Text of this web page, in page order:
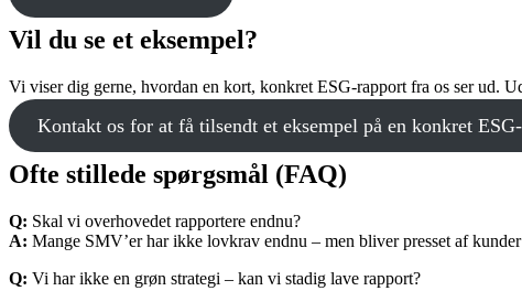
Vil du se et eksempel?
Vi viser dig gerne, hvordan en kort, konkret ESG-rapport fra os ser ud.
Kontakt os for at få tilsendt et eksempel på en konkret
Ofte stillede spørgsmål (FAQ)
Q: Skal vi overhovedet rapportere endnu?
A: Mange SMV’er har ikke lovkrav endnu – men bliver presset af
Q: Vi har ikke en grøn strategi – kan vi stadig lave rapport?